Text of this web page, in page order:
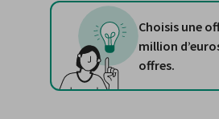
Choisis une
million d’euros. Utilise les filtres dans nos résultats de recherche pour trouver
offres.